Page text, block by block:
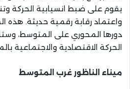
يقوم على ضبط انسيابية الحركة
واعتماد رقابة رقمية حديثة. هذه
دورها المحوري على المتوسط،
الحركة الاقتصادية والاجتماعية
ميناء الناظور غرب المتوسط